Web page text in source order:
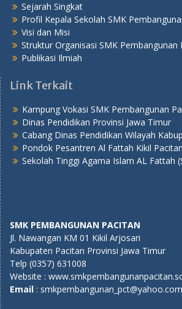
Sejarah Singkat
Profil Kepala Sekolah SMK
Visi dan Misi
Struktur Organisasi SMK Pembangunan
Publikasi Ilmiah
Link Terkait
Kampung Vokasi SMK Pembangunan
Dinas Pendidikan Provinsi Jawa Timur
Cabang Dinas Pendidikan Wilayah
Pondok Pesantren Al Fattah Kikil Pacitan
Sekolah Tinggi Agama Islam AL Fattah
SMK PEMBANGUNAN PACITAN
Jl. Nawangan KM 01 Kikil Arjosari
Kabupaten Pacitan Provinsi Jawa Timur
Telp (0357) 631008
Website :
Email : smkpembangunan_pct@yahoo.com